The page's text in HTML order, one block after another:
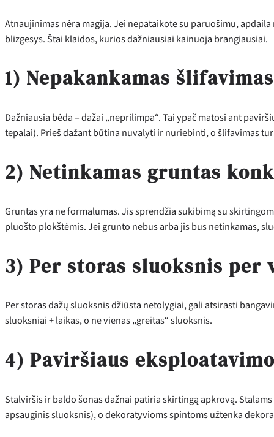
Atnaujinimas nėra magija. Jei nepataikote su paruošimu,
blizgesys. Štai klaidos, kurios dažniausiai kainuoja brangiausiai.
1) Nepakankamas
Dažniausia bėda – dažai „neprilimpa“. Tai ypač matosi ant
tepalai). Prieš dažant būtina nuvalyti ir nuriebinti, o šlifavimas
2) Netinkamas gruntas
Gruntas yra ne formalumas. Jis sprendžia sukibimą su
pluošto plokštėmis. Jei grunto nebus arba jis bus netinkamas,
3) Per storas sluoksnis per
Per storas dažų sluoksnis džiūsta netolygiai, gali atsirasti
sluoksniai + laikas, o ne vienas „greitas“ sluoksnis.
4) Paviršiaus
Stalviršis ir baldo šonas dažnai patiria skirtingą apkrovą.
apsauginis sluoksnis), o dekoratyvioms spintoms užtenka